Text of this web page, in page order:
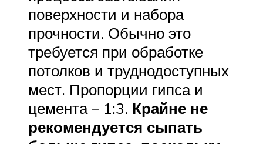
поверхности и набора
прочности. Обычно это
требуется при обработке
потолков и труднодоступных
мест. Пропорции гипса и
цемента – 1:3. Крайне не
рекомендуется сыпать